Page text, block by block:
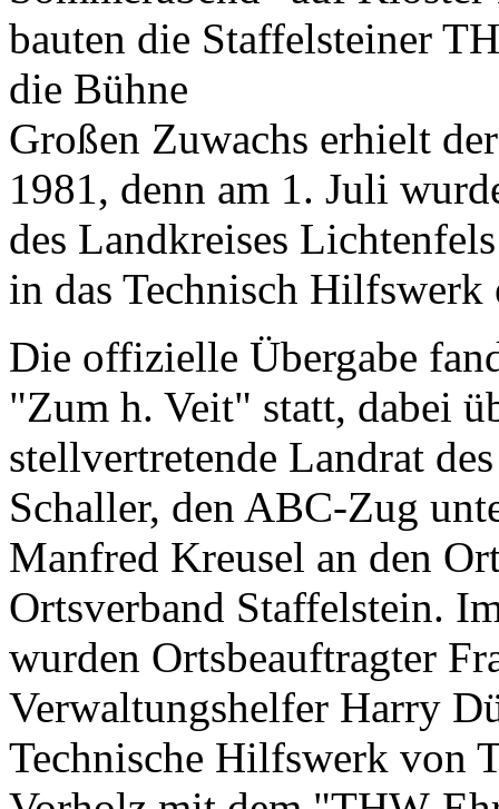
Großen Zuwachs erhielt
1981, denn am 1. Juli
des Landkreises
in das Technisch Hilfswerk
Die offizielle Übergabe
"Zum h. Veit" statt, dabei
stellvertretende Landrat
Schaller, den ABC-Zug
Manfred Kreusel an den
Ortsverband Staffelstein.
wurden Ortsbeauftragter
Verwaltungshelfer Harry
Technische Hilfswerk von